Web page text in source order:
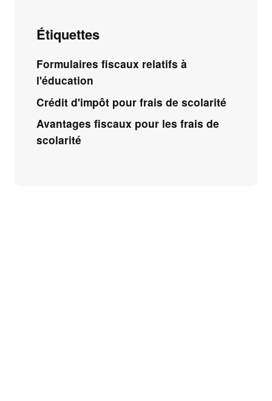
Étiquettes
Formulaires fiscaux relatifs à
l'éducation
Crédit d'impôt pour frais de scolarité
Avantages fiscaux pour les frais de
scolarité